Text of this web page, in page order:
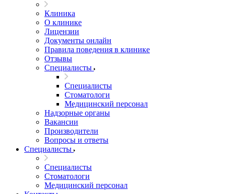
Клиника
О клинике
Лицензии
Документы онлайн
Правила поведения в клинике
Отзывы
Специалисты
Специалисты
Стоматологи
Медицинский персонал
Надзорные органы
Вакансии
Производители
Вопросы и ответы
Специалисты
Специалисты
Стоматологи
Медицинский персонал